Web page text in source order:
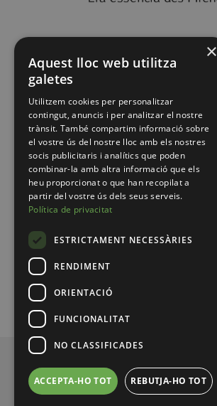
© 2026 Pirineus de Catalunya
×
Aquest lloc web utilitza
galetes
Utilitzem cookies per personalitzar
contingut, anuncis i per analitzar el nostre
trànsit. També compartim informació sobre
el vostre ús del nostre lloc amb els nostres
socis publicitaris i analítics que poden
combinar-la amb altra informació que els
heu proporcionat o que han recopilat a
partir del vostre ús dels seus serveis.
Política de privacitat
ESTRICTAMENT NECESSÀRIES
RENDIMENT
ORIENTACIÓ
FUNCIONALITAT
NO CLASSIFICADES
ACCEPTA-HO TOT REBUTJA-HO TOT